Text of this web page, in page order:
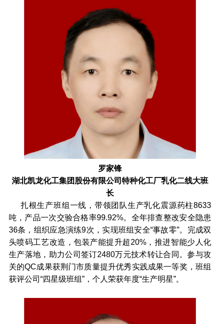
罗家锋
湖北凯龙化工集团股份有限公司特种化工厂乳化二线大班
长
扎根生产班组一线，带领团队生产乳化震源药柱8633
吨，产品一次交验合格率99.92%。全年排查整改安全隐患
36条，组织应急演练9次，实现班组安全“事故零”。完成双
头喷码工艺改造，包装产能提升超20%，推进智能少人化
生产落地，助力公司签订2480万元技术转让合同。参与攻
关的QC成果获荆门市质量提升优秀实践成果一等奖，班组
获评公司“四星级班组”，个人荣获年度“生产明星”。